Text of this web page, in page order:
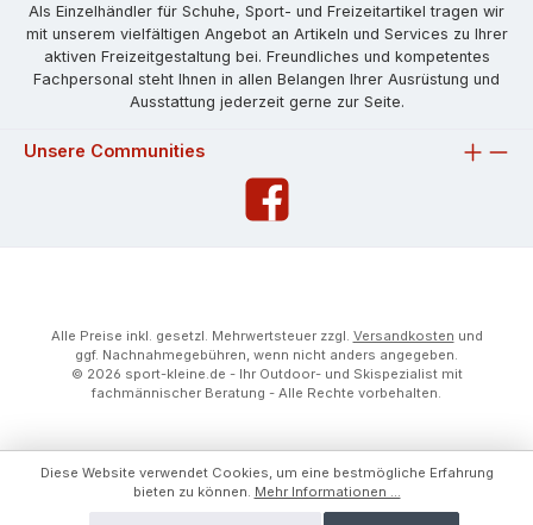
Als Einzelhändler für Schuhe, Sport- und Freizeitartikel tragen wir
mit unserem vielfältigen Angebot an Artikeln und Services zu Ihrer
aktiven Freizeitgestaltung bei. Freundliches und kompetentes
Fachpersonal steht Ihnen in allen Belangen Ihrer Ausrüstung und
Ausstattung jederzeit gerne zur Seite.
Unsere Communities
Alle Preise inkl. gesetzl. Mehrwertsteuer zzgl. Versandkosten und
ggf. Nachnahmegebühren, wenn nicht anders angegeben.
© 2026 sport-kleine.de - Ihr Outdoor- und Skispezialist mit
fachmännischer Beratung - Alle Rechte vorbehalten.
Diese Website verwendet Cookies, um eine bestmögliche Erfahrung
bieten zu können. Mehr Informationen ...